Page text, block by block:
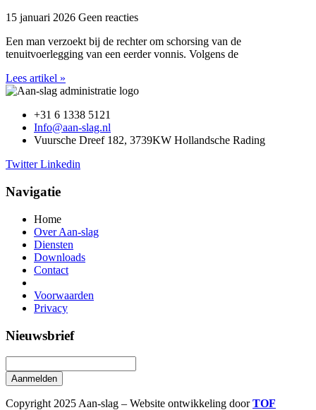
15 januari 2026 Geen reacties
Een man verzoekt bij de rechter om schorsing van de
tenuitvoerlegging van een eerder vonnis. Volgens de
Lees artikel »
+31 6 1338 5121
Info@aan-slag.nl
Vuursche Dreef 182, 3739KW Hollandsche Rading
Twitter Linkedin
Navigatie
Home
Over Aan-slag
Diensten
Downloads
Contact
Voorwaarden
Privacy
Nieuwsbrief
Aanmelden
Copyright 2025 Aan-slag – Website ontwikkeling doorTOF